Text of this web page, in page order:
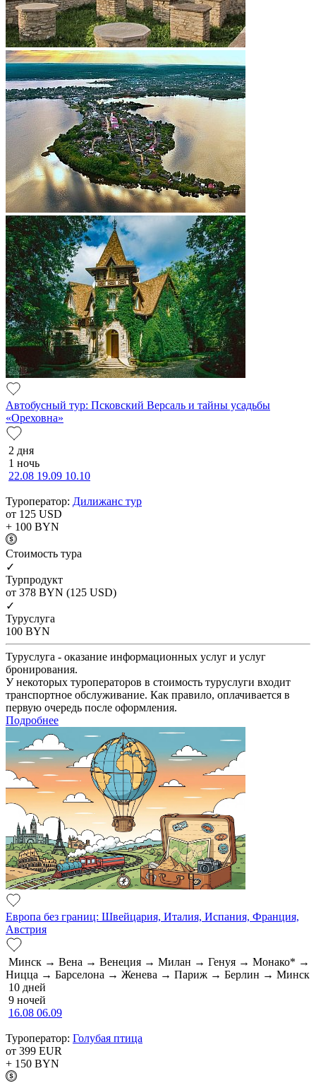
Автобусный тур: Псковский Версаль и тайны усадьбы
«Ореховна»
2 дня
1 ночь
22.08 19.09 10.10
Туроператор: Дилижанс тур
от 125 USD
+ 100 BYN
Cтоимость тура
✓
Турпродукт
от 378 BYN (125 USD)
✓
Туруслуга
100 BYN
Туруслуга - оказание информационных услуг и услуг
бронирования.
У некоторых туроператоров в стоимость туруслуги входит
транспортное обслуживание. Как правило, оплачивается в
первую очередь после оформления.
Подробнее
Европа без границ: Швейцария, Италия, Испания, Франция,
Австрия
Минск → Вена → Венеция → Милан → Генуя → Монако* →
Ницца → Барселона → Женева → Париж → Берлин → Минск
10 дней
9 ночей
16.08 06.09
Туроператор: Голубая птица
от 399 EUR
+ 150 BYN